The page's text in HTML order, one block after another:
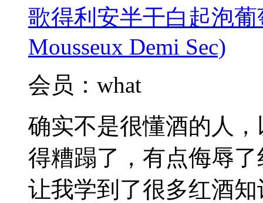
歌得利安半干白起泡葡
Mousseux Demi Sec)
会员：what
确实不是很懂酒的人
得糟蹋了，有点侮辱
让我学到了很多红酒